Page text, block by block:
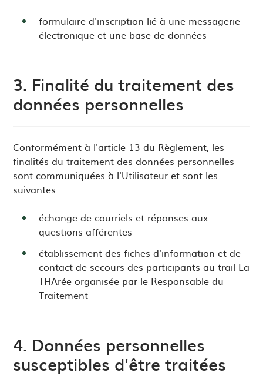
formulaire d'inscription lié à une messagerie
électronique et une base de données
3. Finalité du traitement des
données personnelles
Conformément à l'article 13 du Règlement, les
finalités du traitement des données personnelles
sont communiquées à l'Utilisateur et sont les
suivantes :
échange de courriels et réponses aux
questions afférentes
établissement des fiches d'information et de
contact de secours des participants au trail La
THArée organisée par le Responsable du
Traitement
4. Données personnelles
susceptibles d'être traitées